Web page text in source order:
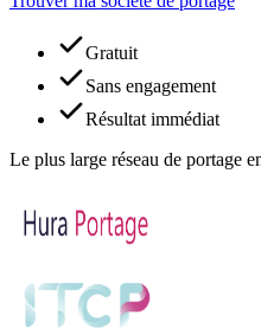
Gratuit
Sans engagement
Résultat immédiat
Le plus large réseau de portage